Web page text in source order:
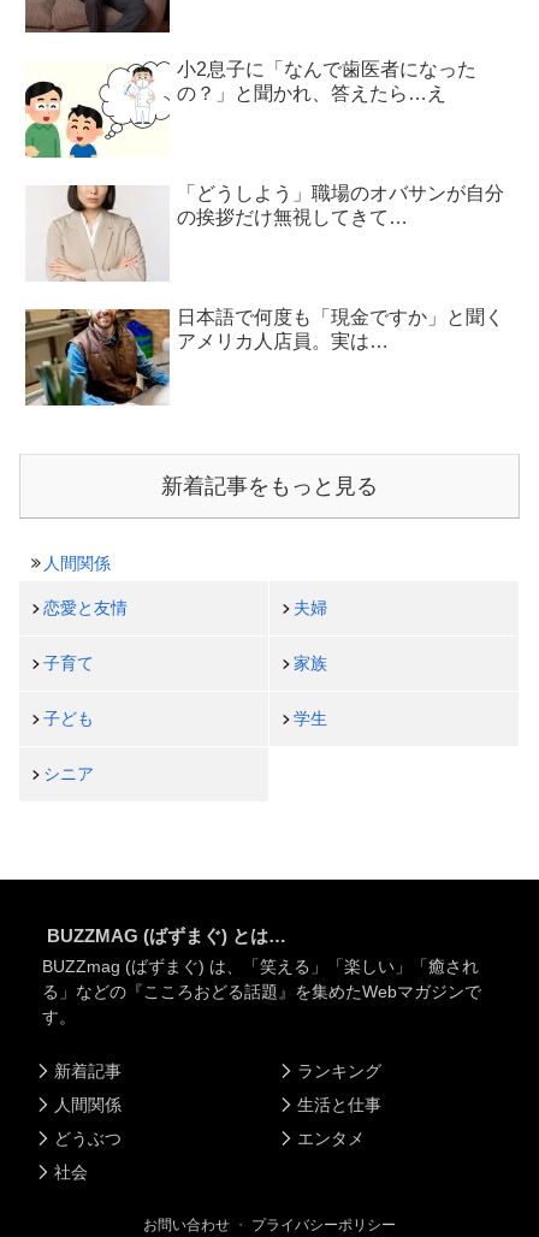
小2息子に「なんで歯医者になった
の？」と聞かれ、答えたら…え
「どうしよう」職場のオバサンが自分
の挨拶だけ無視してきて…
日本語で何度も「現金ですか」と聞く
アメリカ人店員。実は…
新着記事をもっと見る
人間関係
恋愛と友情 夫婦
子育て 家族
子ども 学生
シニア
BUZZMAG (ばずまぐ) とは…
BUZZmag (ばずまぐ) は、「笑える」「楽しい」「癒され
る」などの『こころおどる話題』を集めたWebマガジンで
す。
新着記事
人間関係
どうぶつ
社会
ランキング
生活と仕事
エンタメ
お問い合わせ ・ プライバシーポリシー